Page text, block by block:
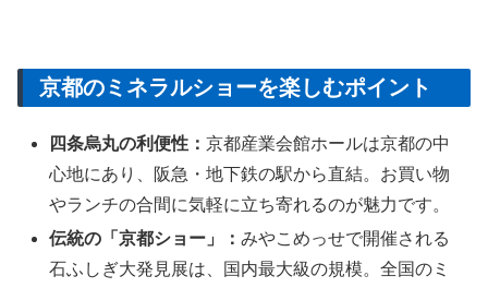
京都のミネラルショーを楽しむポイント
四条烏丸の利便性：京都産業会館ホールは京都の中
心地にあり、阪急・地下鉄の駅から直結。お買い物
やランチの合間に気軽に立ち寄れるのが魅力です。
伝統の「京都ショー」：みやこめっせで開催される
石ふしぎ大発見展は、国内最大級の規模。全国のミ